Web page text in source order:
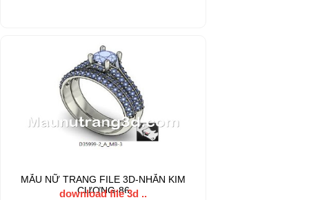
MẪU NỮ TRANG FILE 3D-NHẪN KIM
CƯƠNG-86
download file 3d ..